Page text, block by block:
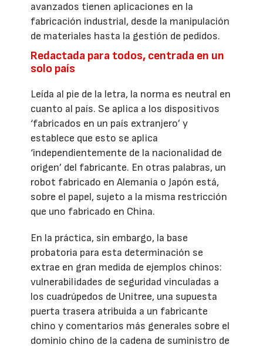
avanzados tienen aplicaciones en la
fabricación industrial, desde la manipulación
de materiales hasta la gestión de pedidos.
Redactada para todos, centrada en un
solo país
Leída al pie de la letra, la norma es neutral en
cuanto al país. Se aplica a los dispositivos
‘fabricados en un país extranjero’ y
establece que esto se aplica
‘independientemente de la nacionalidad de
origen’ del fabricante. En otras palabras, un
robot fabricado en Alemania o Japón está,
sobre el papel, sujeto a la misma restricción
que uno fabricado en China.
En la práctica, sin embargo, la base
probatoria para esta determinación se
extrae en gran medida de ejemplos chinos:
vulnerabilidades de seguridad vinculadas a
los cuadrúpedos de Unitree, una supuesta
puerta trasera atribuida a un fabricante
chino y comentarios más generales sobre el
dominio chino de la cadena de suministro de